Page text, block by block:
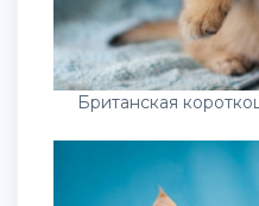
Британская